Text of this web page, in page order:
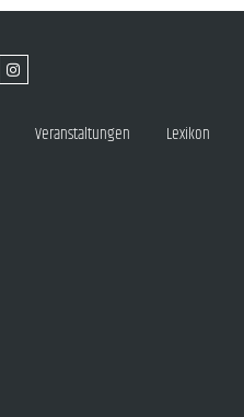
Veranstaltungen Lexikon